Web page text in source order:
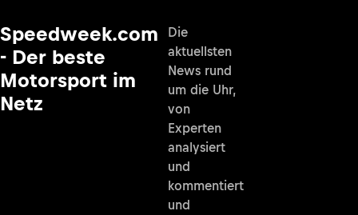
Speedweek.com
- Der beste
Motorsport im
Netz
Die
aktuellsten
News rund
um die Uhr,
von
Experten
analysiert
und
kommentiert
und